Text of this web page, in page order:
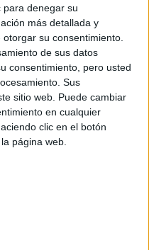
denegar su
más detallada y
su consentimiento.
de sus datos
consentimiento, pero usted
Sus
sitio web. Puede cambiar
en cualquier
clic en el botón
página web.